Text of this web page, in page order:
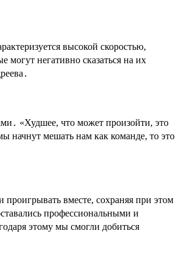
высокой скоростью,
негативно сказаться на их
«Худшее, что может произойти, это
начнут мешать нам как команде, то это
вместе, сохраняя при этом
профессиональными и
этому мы смогли добиться